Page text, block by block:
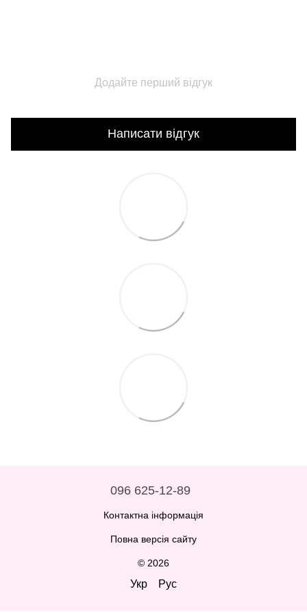
Додайте перший відгук
Написати відгук
096 625-12-89
Контактна інформація
Повна версія сайту
© 2026
Укр Рус